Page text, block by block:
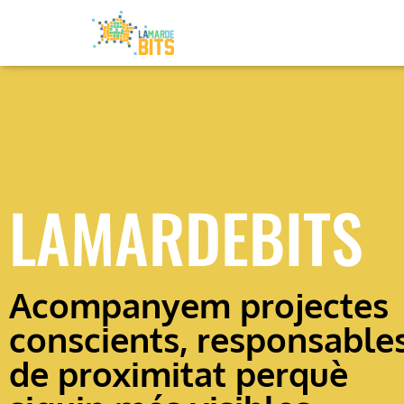
LAMARDEBITS
Acompanyem projectes
conscients,
de proximitat perquè